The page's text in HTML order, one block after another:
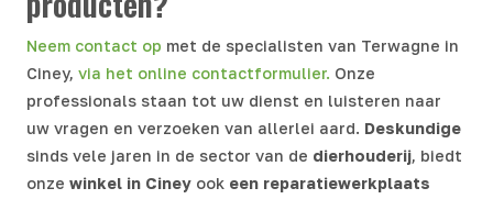
Neem contact op met de specialisten van Terwagne in
Ciney, via het online contactformulier. Onze
professionals staan tot uw dienst en luisteren naar
uw vragen en verzoeken van allerlei aard. Deskundige
sinds vele jaren in de sector van de dierhouderij, biedt
onze winkel in Ciney ook een reparatiewerkplaats